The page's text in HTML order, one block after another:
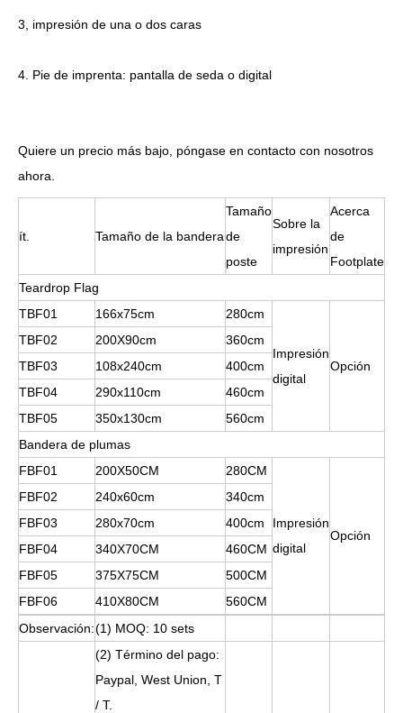
3, impresión de una o dos caras
4. Pie de imprenta: pantalla de seda o digital
Quiere un precio más bajo, póngase en contacto con nosotros
ahora.
ít. Tamaño de la bandera
Tamaño
de
poste
Sobre la
impresión
Acerca
de
Footplate
Teardrop Flag
TBF01
166x75cm 280cm
Impresión
digital
Opción
TBF02 200X90cm
360cm
TBF03
108x240cm
400cm
TBF04
290x110cm
460cm
TBF05
350x130cm
560cm
Bandera de plumas
FBF01
200X50CM 280CM
Impresión
digital
Opción
FBF02 240x60cm
340cm
FBF03
280x70cm
400cm
FBF04
340X70CM
460CM
FBF05
375X75CM
500CM
FBF06
410X80CM
560CM
Observación:(1) MOQ: 10 sets
(2) Término del pago:
Paypal, West Union, T
/ T.